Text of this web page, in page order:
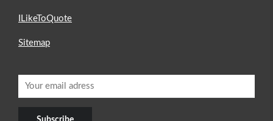
ILikeToQuote
Sitemap